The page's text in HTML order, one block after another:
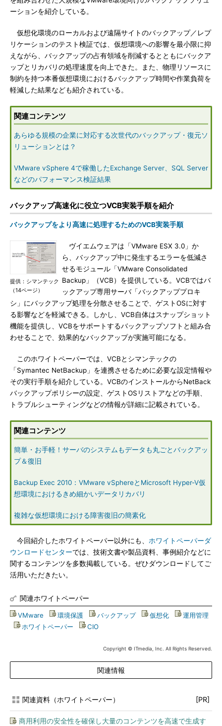
ーションを紹介している。
仮想化環境のローカルおよび遠隔サイトのバックアップ／レプ
リケーションのテスト検証では、仮想環境への影響を最小限に抑
えながら、バックアップの占有領域を削減するとともにバックア
ップとリカバリの処理速度を向上できた。また、物理リソースに
制約を持つ本番仮想環境におけるバックアップ時間や作業負荷を
軽減した結果なども紹介されている。
関連コンテンツ
あらゆる規模の企業に対応する次世代のバックアップ・復元ソ
リューションとは？
VMware vSphere 4で稼働したExchange Server、SQL Server
などのパフォーマンス検証結果
バックアップ高速化に役立つVCB実装手順を紹介
バックアップをより高速に処理するためのVCB実装手順
提供：シマンテック
（14ページ）
ヴイエムウェアは「VMware ESX 3.0」か
ら、バックアップ中に発生するエラーを低減さ
せるモジュール「VMware Consolidated
Backup」（VCB）を提供している。VCBではバ
ックアップ専用サーバ「バックアッププロキ
シ」にバックアップ処理を分散させることで、ゲストOSに対す
る影響などを軽減できる。しかし、VCB自体はスナップショット
機能を提供し、VCBをサポートするバックアップソフトと組み合
わせることで、効果的なバックアップが実施可能になる。
このホワイトペーパーでは、VCBとシマンテックの
「Symantec NetBackup」を連携させるために必要な設定情報や
その実行手順を紹介している。VCBのインストールからNetBack
バックアップポリシーの設定、ゲストOSリストアなどの手順、
トラブルシューティングなどの情報が詳細に記載されている。
関連コンテンツ
簡単・お手軽！サーバのシステムもデータも丸ごとバックアッ
プ＆復旧
Backup Exec 2010：VMware vSphereとMicrosoft Hyper-V仮
想環境におけるきめ細かいデータリカバリ
複雑な仮想環境における障害復旧の簡素化
今回紹介したホワイトペーパー以外にも、 ホワイトペーパーダ
ウンロードセンターでは、技術文書や製品資料、事例紹介などに
関するコンテンツを多数掲載している。ぜひダウンロードしてご
活用いただきたい。
関連ホワイトペーパー
VMware 環境保護 バックアップ| 仮想化
運用管理
ホワイトペーパー CIO
Copyright © ITmedia, Inc. All Rights Reserved.
関連情報
関連資料（ホワイトペーパー） [PR]
商用利用の安全性を確保し大量のコンテンツを高速で生成す